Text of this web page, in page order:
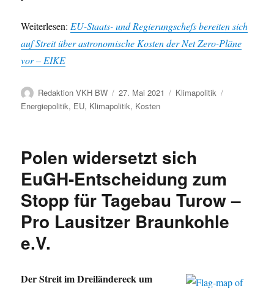
Weiterlesen: EU-Staats- und Regierungs­chefs bereiten sich
auf Streit über astrono­mische Kosten der Net Zero-Pläne
vor – EIKE
Autor
Redaktion VKH BW
Veröffentlicht
am
27. Mai 2021 Kategorien
Klimapolitik
Energiepolitik, EU, Klimapolitik, Kosten
Polen widersetzt sich
EuGH-Entscheidung zum
Stopp für Tagebau Turow –
Pro Lausitzer Braunkohle
e.V.
Der Streit im Dreiländereck um